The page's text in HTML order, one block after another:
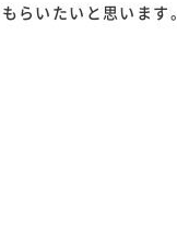
らいたいと思います。